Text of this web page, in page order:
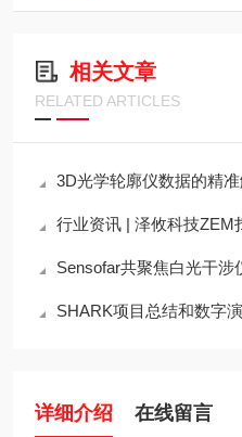
相关文章
RELATED ARTICLES
3D光学轮廓仪数据的精
行业资讯 | 泽攸科技ZEM扫描电镜
Sensofar共聚焦白光干涉仪 | 用于
SHARK项目总结和数字
详细介绍 在线留言